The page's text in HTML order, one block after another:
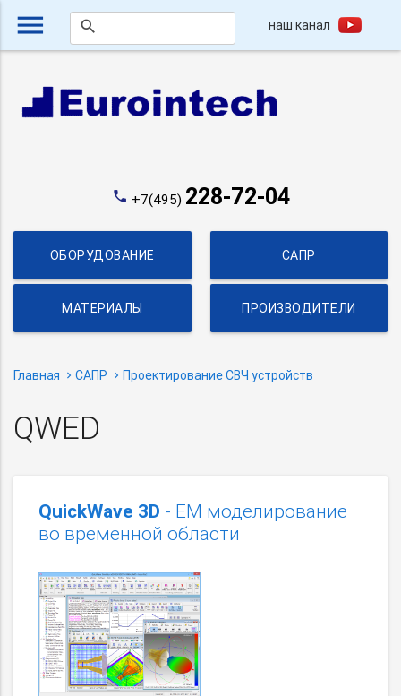
menu search наш канал
phone +7(495) 228-72-04
ОБОРУДОВАНИЕ САПР
МАТЕРИАЛЫ ПРОИЗВОДИТЕЛИ
Главная САПР Проектирование СВЧ устройств
QWED
QuickWave 3D - EM моделирование
во временной области